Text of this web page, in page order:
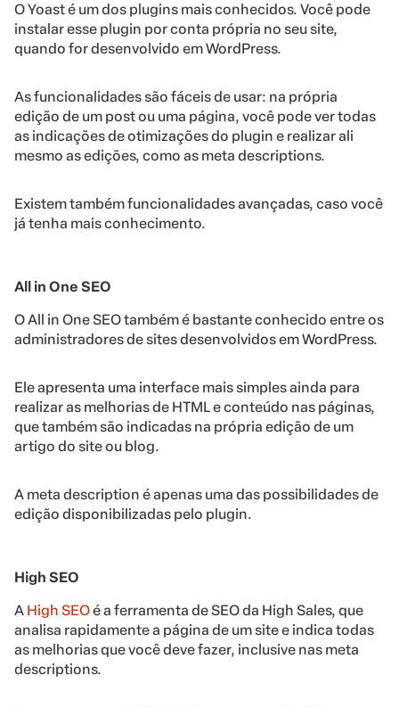
O Yoast é um dos plugins mais conhecidos. Você pode
instalar esse plugin por conta própria no seu site,
quando for desenvolvido em WordPress.
As funcionalidades são fáceis de usar: na própria
edição de um post ou uma página, você pode ver todas
as indicações de otimizações do plugin e realizar ali
mesmo as edições, como as meta descriptions.
Existem também funcionalidades avançadas, caso você
já tenha mais conhecimento.
All in One SEO
O All in One SEO também é bastante conhecido entre os
administradores de sites desenvolvidos em WordPress.
Ele apresenta uma interface mais simples ainda para
realizar as melhorias de HTML e conteúdo nas páginas,
que também são indicadas na própria edição de um
artigo do site ou blog.
A meta description é apenas uma das possibilidades de
edição disponibilizadas pelo plugin.
High SEO
A High SEOé a ferramenta de SEO da High Sales, que
analisa rapidamente a página de um site e indica todas
as melhorias que você deve fazer, inclusive nas meta
descriptions.